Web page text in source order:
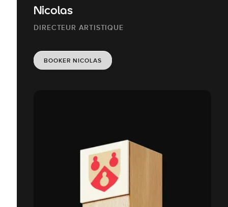
Nicolas
DIRECTEUR ARTISTIQUE
BOOKER NICOLAS